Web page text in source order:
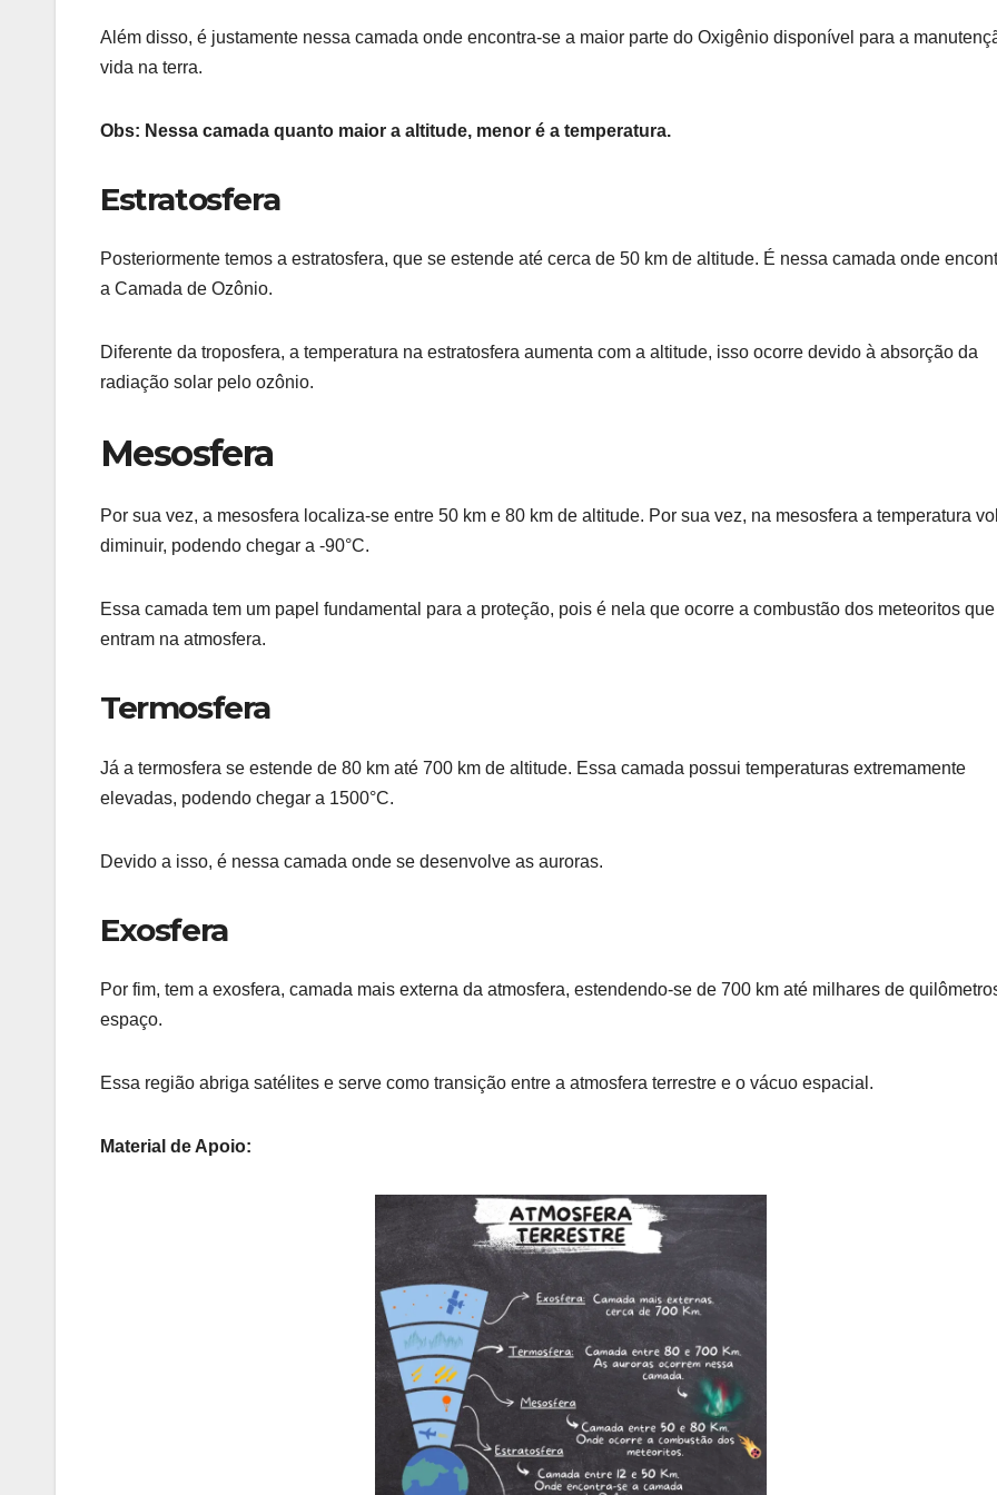
Além disso, é justamente nessa camada onde encontra-se a maior parte do Oxigênio disponível para a
vida na terra.
Obs: Nessa camada quanto maior a altitude, menor é a temperatura.
Estratosfera
Posteriormente temos a estratosfera, que se estende até cerca de 50 km de altitude. É nessa camada onde
a Camada de Ozônio.
Diferente da troposfera, a temperatura na estratosfera aumenta com a altitude, isso ocorre devido à absorção da
radiação solar pelo ozônio.
Mesosfera
Por sua vez, a mesosfera localiza-se entre 50 km e 80 km de altitude. Por sua vez, na mesosfera a temperatura
diminuir, podendo chegar a -90°C.
Essa camada tem um papel fundamental para a proteção, pois é nela que ocorre a combustão dos meteoritos que
entram na atmosfera.
Termosfera
Já a termosfera se estende de 80 km até 700 km de altitude. Essa camada possui temperaturas extremamente
elevadas, podendo chegar a 1500°C.
Devido a isso, é nessa camada onde se desenvolve as auroras.
Exosfera
Por fim, tem a exosfera, camada mais externa da atmosfera, estendendo-se de 700 km até milhares de
espaço.
Essa região abriga satélites e serve como transição entre a atmosfera terrestre e o vácuo espacial.
Material de Apoio: